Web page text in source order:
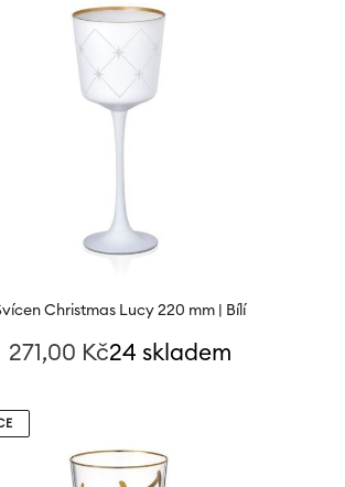
Christmas Lucy 220 mm | Bílí
271,00 Kč24 skladem